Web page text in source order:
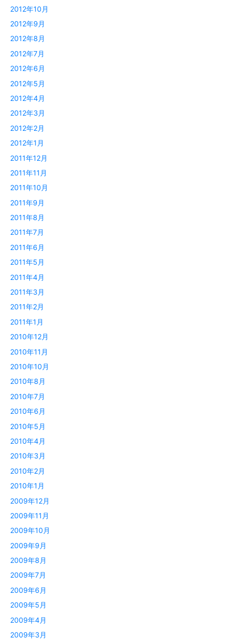
2012年10月
2012年9月
2012年8月
2012年7月
2012年6月
2012年5月
2012年4月
2012年3月
2012年2月
2012年1月
2011年12月
2011年11月
2011年10月
2011年9月
2011年8月
2011年7月
2011年6月
2011年5月
2011年4月
2011年3月
2011年2月
2011年1月
2010年12月
2010年11月
2010年10月
2010年8月
2010年7月
2010年6月
2010年5月
2010年4月
2010年3月
2010年2月
2010年1月
2009年12月
2009年11月
2009年10月
2009年9月
2009年8月
2009年7月
2009年6月
2009年5月
2009年4月
2009年3月